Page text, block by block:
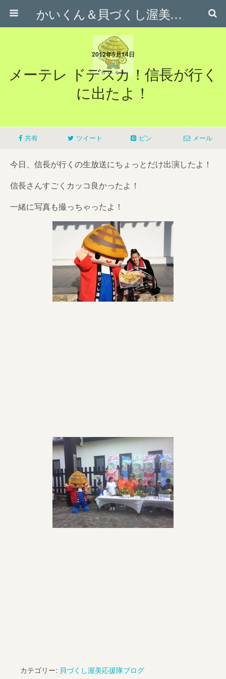
かいくん＆貝づくし渥美応援隊オフィシャルサイト
2012年5月14日
メーテレ ドデスカ！信長が行く
に出たよ！
共有 ツイート ピン メール
今日、信長が行くの生放送にちょっとだけ出演したよ！
信長さんすごくカッコ良かったよ！
一緒に写真も撮っちゃったよ！
カテゴリー: 貝づくし渥美応援隊ブログ